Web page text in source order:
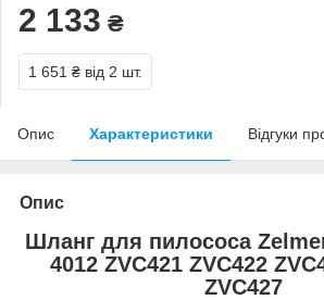
2 133 ₴
1 651 ₴ від 2 шт.
Опис Характеристики Відгуки
Опис
Шланг для пилососа
4012 ZVC421 ZVC422
ZVC427